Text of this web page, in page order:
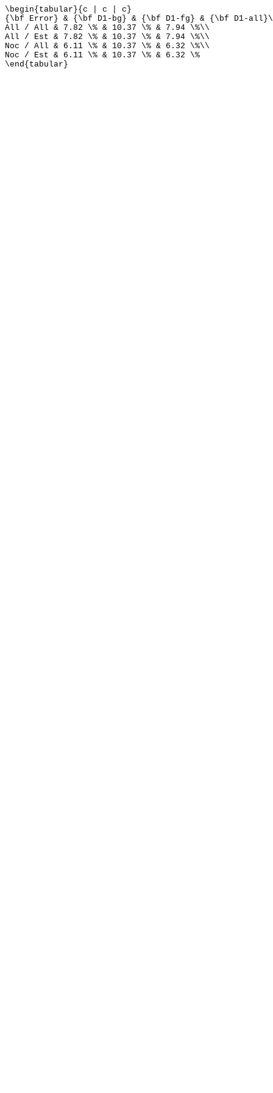
\begin{tabular}{c | c | c}
{\bf Error} & {\bf D1-bg} & {\bf D1-fg} & {\bf D1-
All / All & 7.82 \% & 10.37 \% & 7.94 \%\\
All / Est & 7.82 \% & 10.37 \% & 7.94 \%\\
Noc / All & 6.11 \% & 10.37 \% & 6.32 \%\\
Noc / Est & 6.11 \% & 10.37 \% & 6.32 \%
\end{tabular}